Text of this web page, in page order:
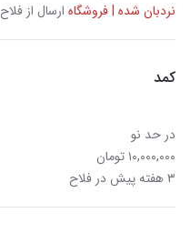
نردبان شده | فروشگاه ارسال از فلاح
کمد
در حد نو
۱۰,۰۰۰,۰۰۰ تومان
۳ هفته پیش در فلاح